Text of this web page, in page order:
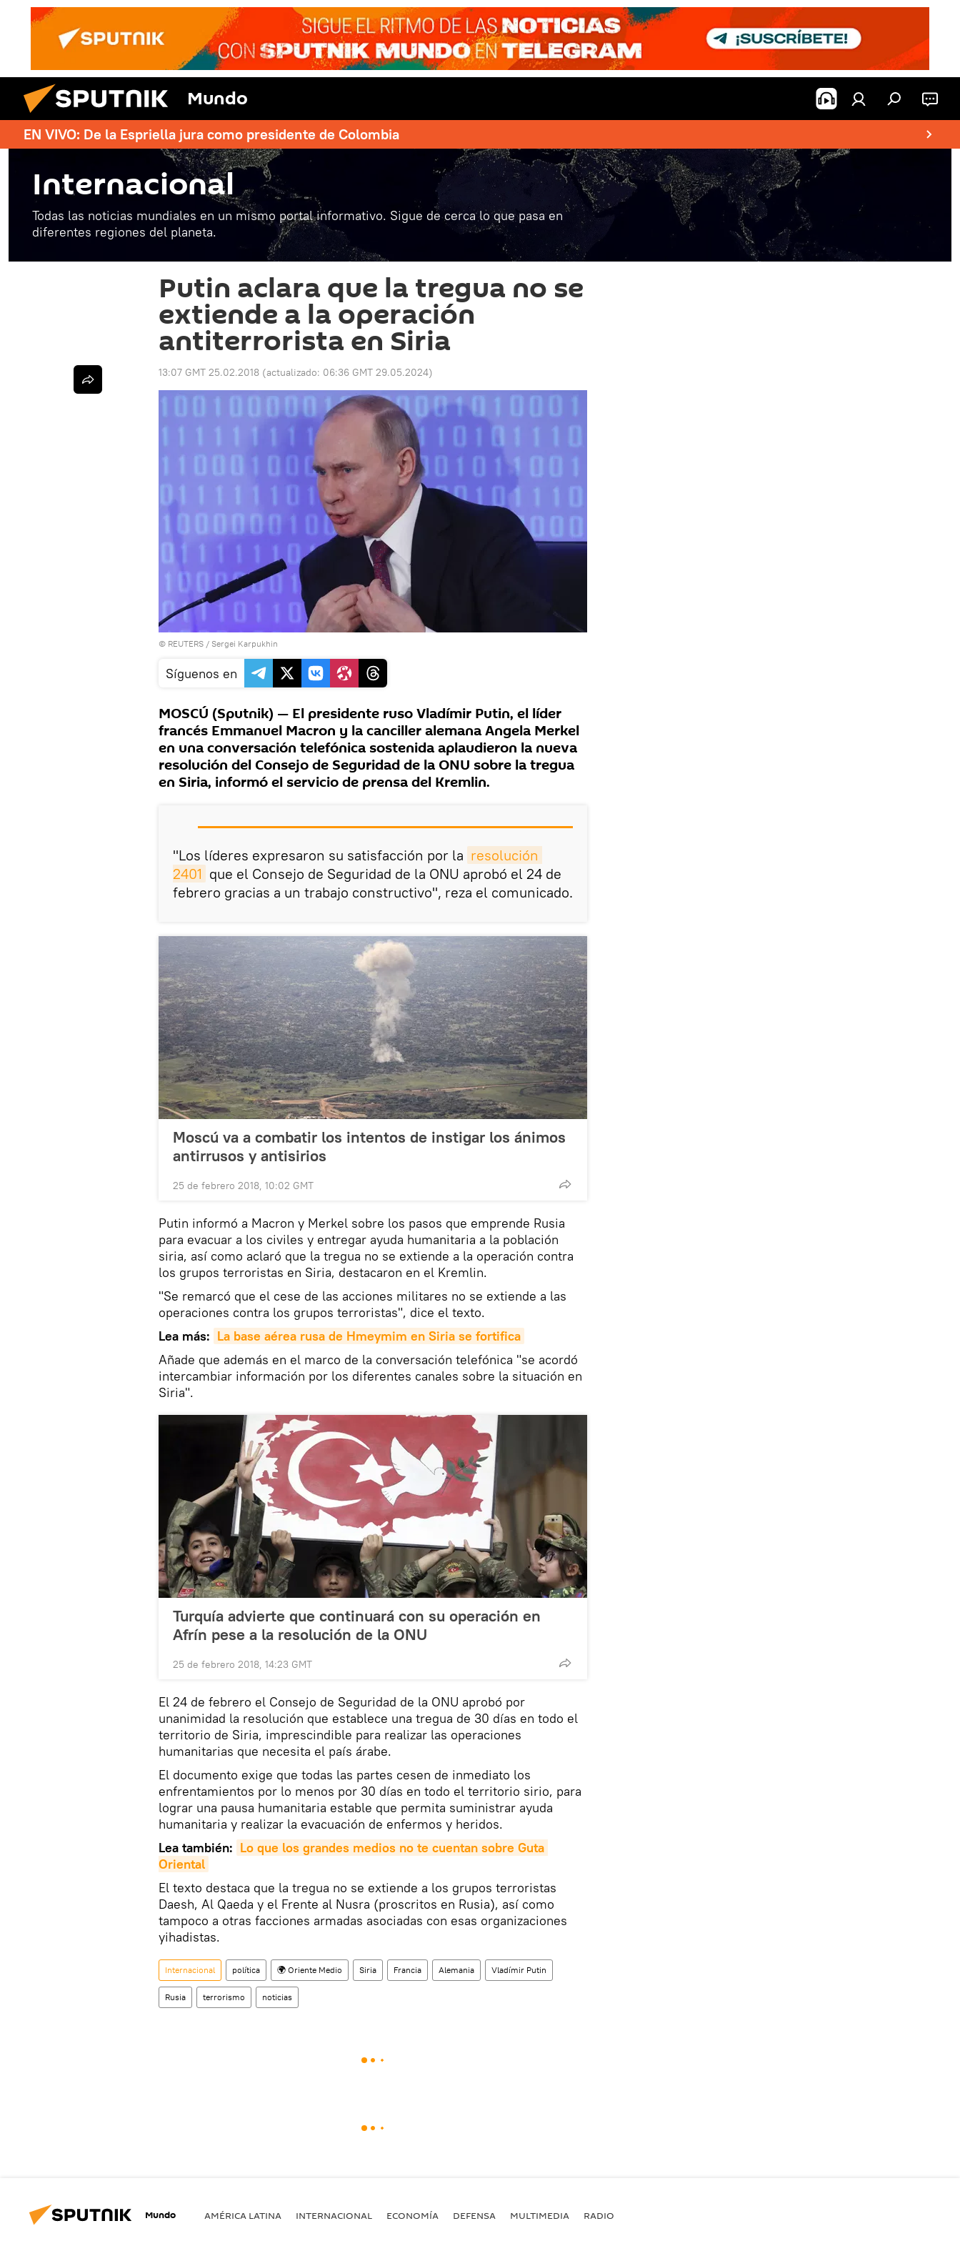
Mundo
EN VIVO: De la Espriella jura como presidente de Colombia
Internacional
Todas las noticias mundiales en un mismo portal informativo. Sigue de cerca lo que pasa en
diferentes regiones del planeta.
Putin aclara que la tregua no se
extiende a la operación
antiterrorista en Siria
13:07 GMT 25.02.2018 (actualizado: 06:36 GMT 29.05.2024)
© REUTERS / Sergei Karpukhin
Síguenos en
MOSCÚ (Sputnik) — El presidente ruso Vladímir Putin, el líder
francés Emmanuel Macron y la canciller alemana Angela Merkel
en una conversación telefónica sostenida aplaudieron la nueva
resolución del Consejo de Seguridad de la ONU sobre la tregua
en Siria, informó el servicio de prensa del Kremlin.
"Los líderes expresaron su satisfacción por la resolución
2401 que el Consejo de Seguridad de la ONU aprobó el 24 de
febrero gracias a un trabajo constructivo", reza el comunicado.
Moscú va a combatir los intentos de instigar los ánimos
antirrusos y antisirios
25 de febrero 2018, 10:02 GMT
Putin informó a Macron y Merkel sobre los pasos que emprende Rusia
para evacuar a los civiles y entregar ayuda humanitaria a la población
siria, así como aclaró que la tregua no se extiende a la operación contra
los grupos terroristas en Siria, destacaron en el Kremlin.
"Se remarcó que el cese de las acciones militares no se extiende a las
operaciones contra los grupos terroristas", dice el texto.
Lea más: La base aérea rusa de Hmeymim en Siria se fortifica
Añade que además en el marco de la conversación telefónica "se acordó
intercambiar información por los diferentes canales sobre la situación en
Siria".
Turquía advierte que continuará con su operación en
Afrín pese a la resolución de la ONU
25 de febrero 2018, 14:23 GMT
El 24 de febrero el Consejo de Seguridad de la ONU aprobó por
unanimidad la resolución que establece una tregua de 30 días en todo el
territorio de Siria, imprescindible para realizar las operaciones
humanitarias que necesita el país árabe.
El documento exige que todas las partes cesen de inmediato los
enfrentamientos por lo menos por 30 días en todo el territorio sirio, para
lograr una pausa humanitaria estable que permita suministrar ayuda
humanitaria y realizar la evacuación de enfermos y heridos.
Lea también: Lo que los grandes medios no te cuentan sobre Guta
Oriental
El texto destaca que la tregua no se extiende a los grupos terroristas
Daesh, Al Qaeda y el Frente al Nusra (proscritos en Rusia), así como
tampoco a otras facciones armadas asociadas con esas organizaciones
yihadistas.
Internacional política 🌍 Oriente Medio Siria Francia Alemania Vladímir Putin
Rusia terrorismo noticias
Mundo AMÉRICA LATINA INTERNACIONAL ECONOMÍA DEFENSA MULTIMEDIA RADIO